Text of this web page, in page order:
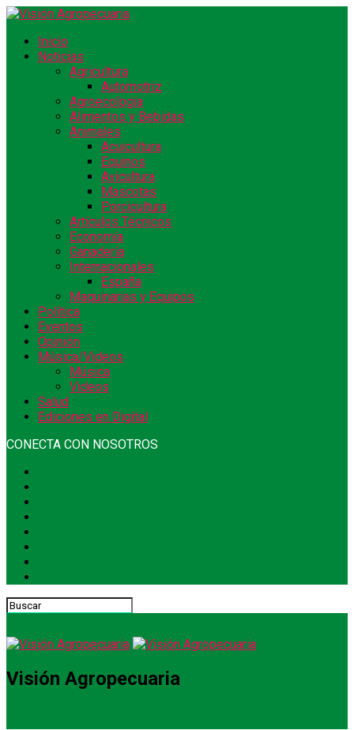
Inicio
Noticias
Agricultura
Automotriz
Agroecología
Alimentos y Bebidas
Animales
Acuicultura
Equinos
Avicultura
Mascotas
Porcicultura
Artículos Técnicos
Economía
Ganadería
Internacionales
España
Maquinarias y Equipos
Política
Eventos
Opinión
Música/Videos
Música
Videos
Salud
Ediciones en Digital
CONECTA CON NOSOTROS
Visión Agropecuaria